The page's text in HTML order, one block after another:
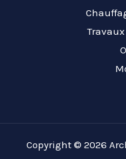
Copyright © 2026